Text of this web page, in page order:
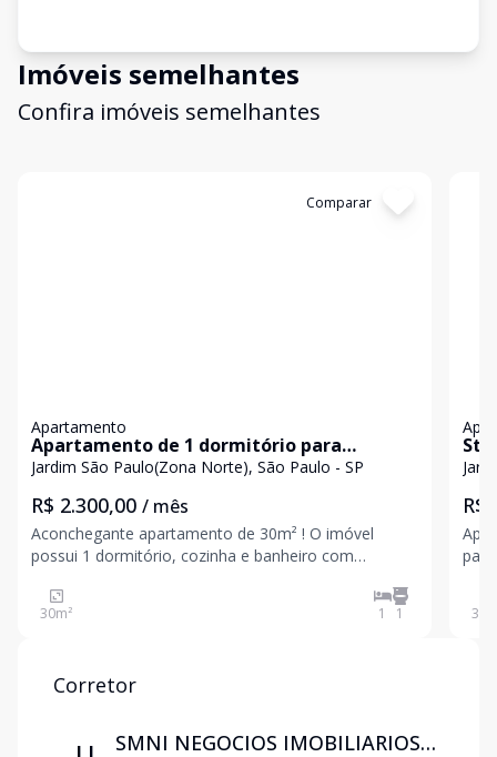
Imóveis semelhantes
Confira imóveis semelhantes
Comparar
Apartamento
Apartamento de 1 dormitório para
locação, a 300 metros do Metrô Jardim São
Jardim São Paulo(Zona Norte), São Paulo - SP
R$ 2.300,00 / mês
Aconchegante apartamento de 30m² ! O imóvel
possui 1 dormitório, cozinha e banheiro com
no rooftop, com academia, salão de festas,
churrasqueira e piscina. Para seu conforto e
30m² 1 1
R$
para locação.
30
Corretor
SMNI NEGOCIOS IMOBILIARIOS